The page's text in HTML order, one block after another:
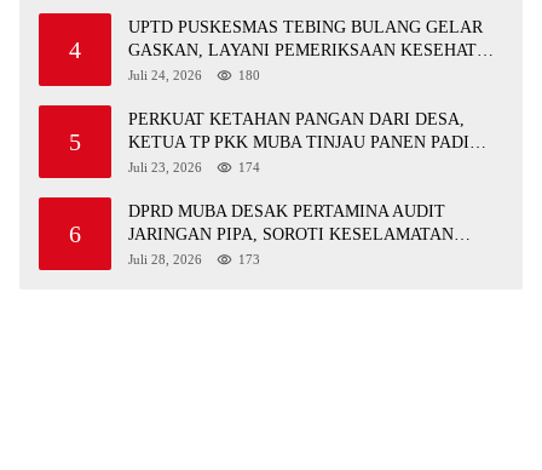
4
UPTD PUSKESMAS TEBING BULANG GELAR
GASKAN, LAYANI PEMERIKSAAN KESEHATAN
GRATIS UNTUK ASN DI SUNGAI KERUH
Juli 24, 2026 180
5
PERKUAT KETAHAN PANGAN DARI DESA,
KETUA TP PKK MUBA TINJAU PANEN PADI
ORGANIK DAN IKAN NILA
Juli 23, 2026 174
6
DPRD MUBA DESAK PERTAMINA AUDIT
JARINGAN PIPA, SOROTI KESELAMATAN
WARGA JIRAK
Juli 28, 2026 173